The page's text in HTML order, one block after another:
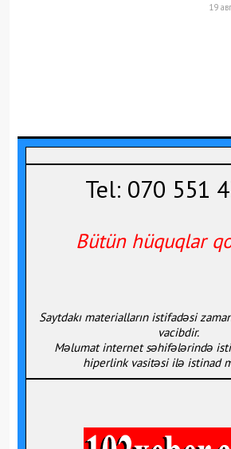
19
Tel: 070 551
Bütün hüquqlar
Saytdakı materialların istifadəsi
vacibdir.
Məlumat internet səhifələrində
hiperlink vasitəsi ilə istinad